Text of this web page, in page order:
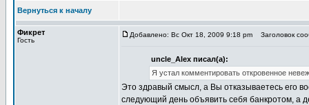
Вернуться к началу
Фикрет
Гость
Добавлено: Вс Окт 18, 2009 9:18 pm Заголовок
uncle_Alex писал(а):
Я устал комментировать откровенное
Это здравый смысл, а Вы отказываетесь его
следующий день объявить себя банкротом, а